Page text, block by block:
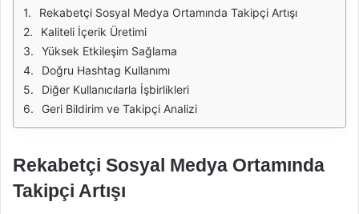
Rekabetçi Sosyal Medya Ortamında Takipçi Artışı
Kaliteli İçerik Üretimi
Yüksek Etkileşim Sağlama
Doğru Hashtag Kullanımı
Diğer Kullanıcılarla İşbirlikleri
Geri Bildirim ve Takipçi Analizi
Rekabetçi Sosyal Medya Ortamında
Takipçi Artışı